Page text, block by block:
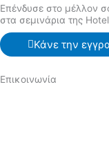
Επένδυσε στο μέλλον
στα σεμινάρια της
Κάνε την
Επικοινωνία